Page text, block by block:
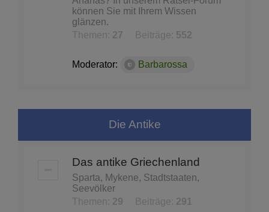
können Sie mit Ihrem Wissen
glänzen.
Themen: 27 Beiträge: 552
Moderator: Barbarossa
Die Antike
Das antike Griechenland
Sparta, Mykene, Stadtstaaten,
Seevölker
Themen: 29 Beiträge: 291